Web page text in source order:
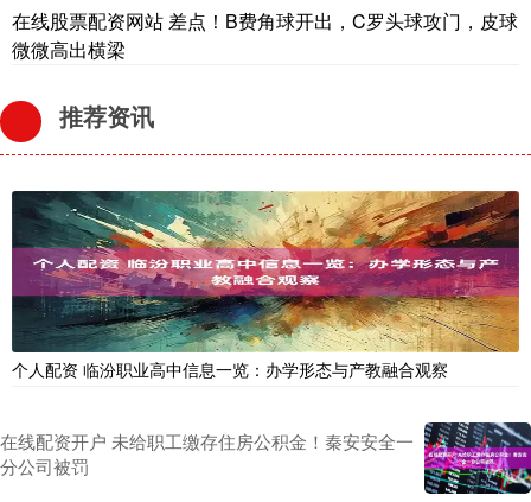
在线股票配资网站 差点！B费角球开出，C罗头球攻门，皮球
微微高出横梁
推荐资讯
个人配资 临汾职业高中信息一览：办学形态与产教融合观察
在线配资开户 未给职工缴存住房公积金！秦安安全一
分公司被罚